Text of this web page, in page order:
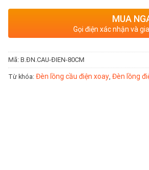
MUA
Gọi điện xác nhận và
Mã: B.ĐN.CAU-ĐIEN-80CM
Từ khóa: Đèn lồng cầu điện xoay, Đèn lồng